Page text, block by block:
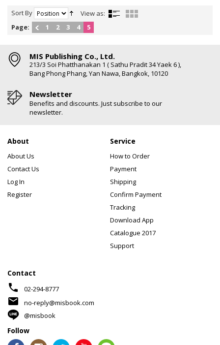
Sort By
View as:
Page:
1 2 3 4 5
MIS Publishing Co., Ltd.
213/3 Soi Phatthanakan 1 ( Sathu Pradit 34 Yaek 6 ),
Bang Phong Phang, Yan Nawa, Bangkok, 10120
Newsletter
Benefits and discounts. Just subscribe to our
newsletter.
About
About Us
Contact Us
Log In
Register
Service
How to Order
Payment
Shipping
Confirm Payment
Tracking
Download App
Catalogue 2017
Support
Contact
phone 02-294-8777
mail
no-reply@misbook.com
@misbook
Follow